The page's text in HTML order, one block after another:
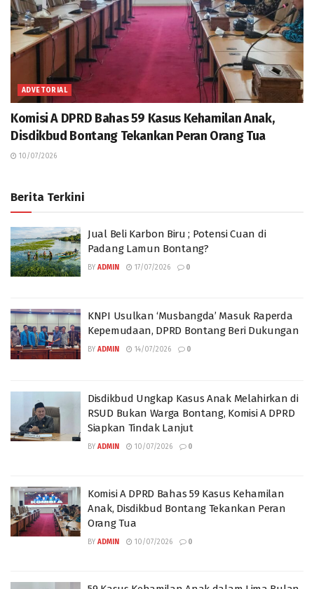
ADVETORIAL
Komisi A DPRD Bahas 59 Kasus Kehamilan Anak,
Disdikbud Bontang Tekankan Peran Orang Tua
10/07/2026
Berita Terkini
Jual Beli Karbon Biru ; Potensi Cuan di
Padang Lamun Bontang?
BY ADMIN 17/07/2026 0
KNPI Usulkan ‘Musbangda’ Masuk Raperda
Kepemudaan, DPRD Bontang Beri Dukungan
BY ADMIN 14/07/2026 0
Disdikbud Ungkap Kasus Anak Melahirkan di
RSUD Bukan Warga Bontang, Komisi A DPRD
Siapkan Tindak Lanjut
BY ADMIN 10/07/2026 0
Komisi A DPRD Bahas 59 Kasus Kehamilan
Anak, Disdikbud Bontang Tekankan Peran
Orang Tua
BY ADMIN 10/07/2026 0